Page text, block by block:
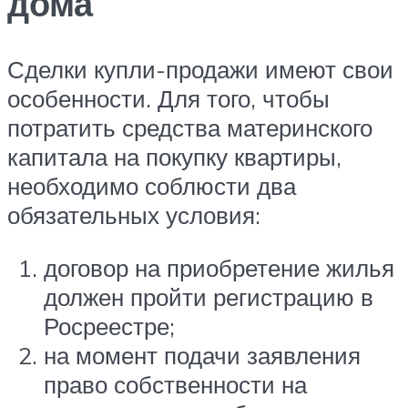
Сделки купли-продажи имеют свои
особенности. Для того, чтобы
потратить средства материнского
капитала на покупку квартиры,
необходимо соблюсти два
обязательных условия:
договор на приобретение жилья
должен пройти регистрацию в
Росреестре;
на момент подачи заявления
право собственности на